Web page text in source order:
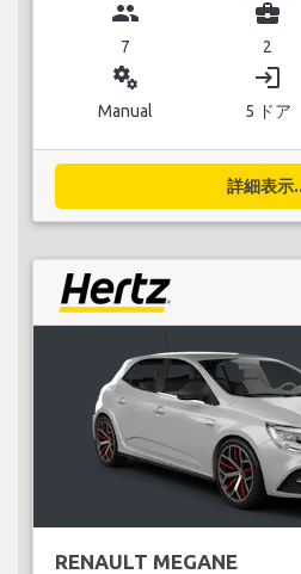
group
7
business_center
2
miscellaneous_services
Manual
login
5 ドア
詳細表示
RENAULT MEGANE